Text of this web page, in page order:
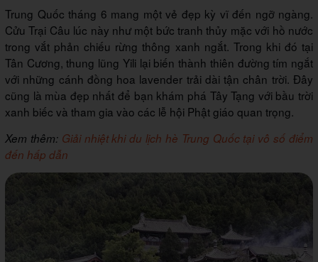
Trung Quốc tháng 6 mang một vẻ đẹp kỳ vĩ đến ngỡ ngàng.
Cửu Trại Câu lúc này như một bức tranh thủy mặc với hồ nước
trong vắt phản chiếu rừng thông xanh ngắt. Trong khi đó tại
Tân Cương, thung lũng Yili lại biến thành thiên đường tím ngắt
với những cánh đồng hoa lavender trải dài tận chân trời. Đây
cũng là mùa đẹp nhất để bạn khám phá Tây Tạng với bầu trời
xanh biếc và tham gia vào các lễ hội Phật giáo quan trọng.
Xem thêm: Giải nhiệt khi du lịch hè Trung Quốc tại vô số điểm
đến hấp dẫn